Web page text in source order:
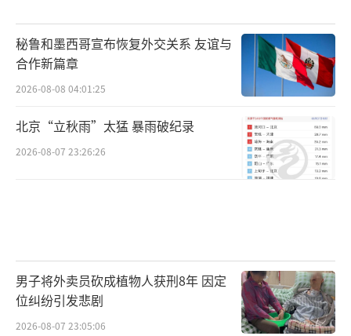
秘鲁和墨西哥宣布恢复外交关系 友谊与
合作新篇章
2026-08-08 04:01:25
北京“立秋雨”太猛 暴雨破纪录
2026-08-07 23:26:26
男子将外卖员砍成植物人获刑8年 因定
位纠纷引发悲剧
2026-08-07 23:05:06